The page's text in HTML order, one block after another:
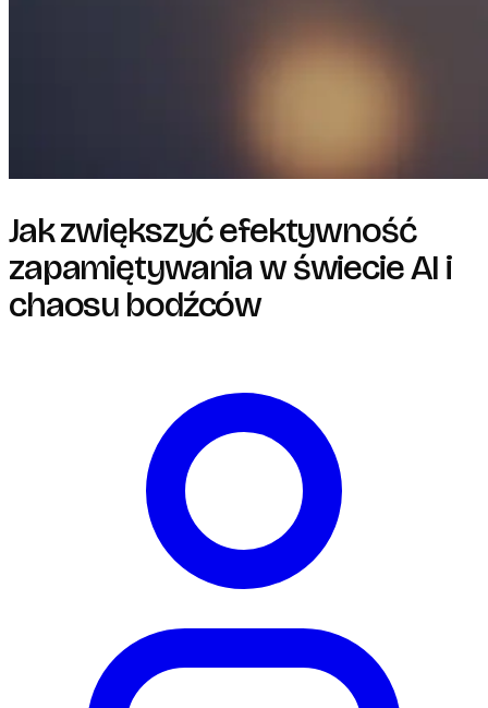
Jak zwiększyć efektywność
zapamiętywania w świecie AI i
chaosu bodźców